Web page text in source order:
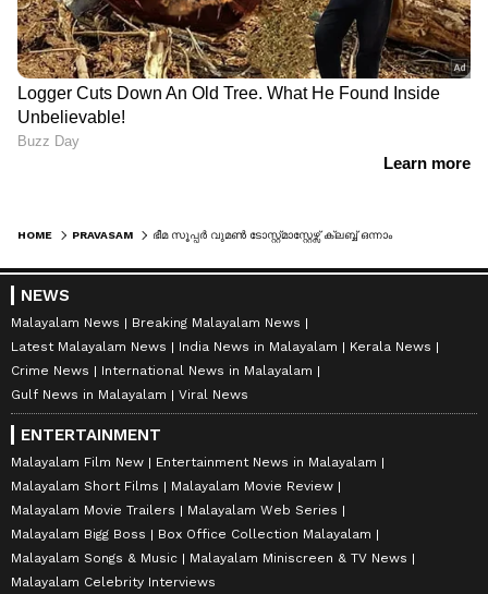
HOME PRAVASAM
NEWS
Malayalam News
Breaking Malayalam News
Latest Malayalam News
India News in Malayalam
Kerala News
Crime News
International News in Malayalam
Gulf News in Malayalam
Viral News
ENTERTAINMENT
Malayalam Film New
Entertainment News in Malayalam
Malayalam Short Films
Malayalam Movie Review
Malayalam Movie Trailers
Malayalam Web Series
Malayalam Bigg Boss
Box Office Collection Malayalam
Malayalam Songs & Music
Malayalam Miniscreen & TV News
Malayalam Celebrity Interviews